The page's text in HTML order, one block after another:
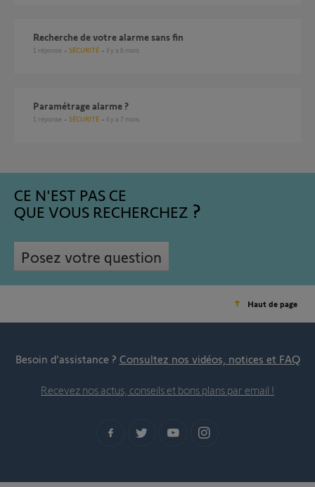
recherche de votre alarme sans fin
1 réponse SÉCURITÉ il y a 6 mois
Paramétrage alarme ?
1 réponse SÉCURITÉ il y a 7 mois
CE N'EST PAS CE
QUE VOUS RECHERCHEZ
Posez votre question
Haut de page
Besoin d’assistance ? Consultez nos vidéos, notices et FAQ
Recevez nos actus, conseils et bons plans par email !